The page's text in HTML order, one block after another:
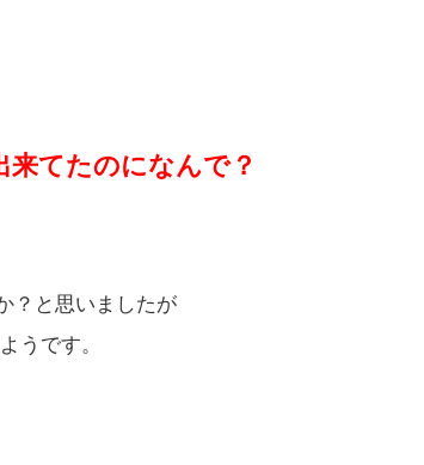
来てたのになんで？
？と思いましたが
うです。